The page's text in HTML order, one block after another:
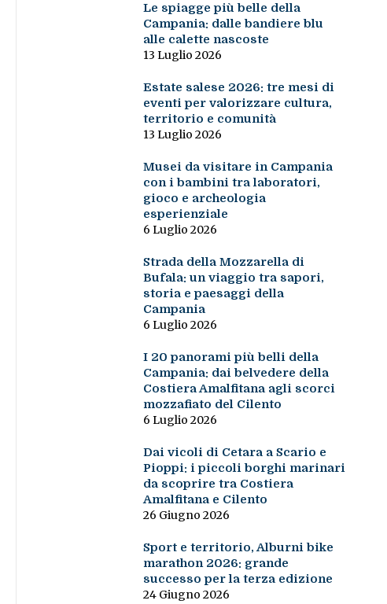
Le spiagge più belle della
Campania: dalle bandiere blu
alle calette nascoste
13 Luglio 2026
Estate salese 2026: tre mesi di
eventi per valorizzare cultura,
territorio e comunità
13 Luglio 2026
Musei da visitare in Campania
con i bambini tra laboratori,
gioco e archeologia
esperienziale
6 Luglio 2026
Strada della Mozzarella di
Bufala: un viaggio tra sapori,
storia e paesaggi della
Campania
6 Luglio 2026
I 20 panorami più belli della
Campania: dai belvedere della
Costiera Amalfitana agli scorci
mozzafiato del Cilento
6 Luglio 2026
Dai vicoli di Cetara a Scario e
Pioppi: i piccoli borghi marinari
da scoprire tra Costiera
Amalfitana e Cilento
26 Giugno 2026
Sport e territorio, Alburni bike
marathon 2026: grande
successo per la terza edizione
24 Giugno 2026